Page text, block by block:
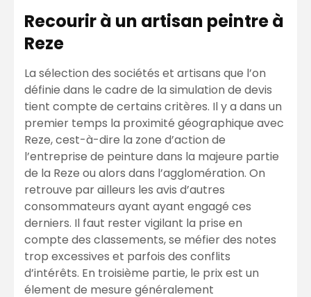
Recourir à un artisan peintre à
Reze
La sélection des sociétés et artisans que l’on
définie dans le cadre de la simulation de devis
tient compte de certains critères. Il y a dans un
premier temps la proximité géographique avec
Reze, cest-à-dire la zone d’action de
l’entreprise de peinture dans la majeure partie
de la Reze ou alors dans l’agglomération. On
retrouve par ailleurs les avis d’autres
consommateurs ayant ayant engagé ces
derniers. Il faut rester vigilant la prise en
compte des classements, se méfier des notes
trop excessives et parfois des conflits
d’intérêts. En troisième partie, le prix est un
élement de mesure généralement